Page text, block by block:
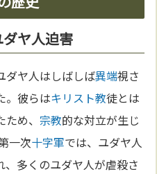
ヤ人迫害
ダヤ人はしばしば異端視さ
。彼らはキリスト教徒とは
め、 宗教的な対立が生じ
一次十字軍では、ユダヤ人
、多くのユダヤ人が虐殺さ